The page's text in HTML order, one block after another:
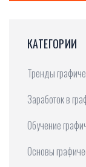
КАТЕГОРИИ
Тренды
Заработок в
Обучение
Основы